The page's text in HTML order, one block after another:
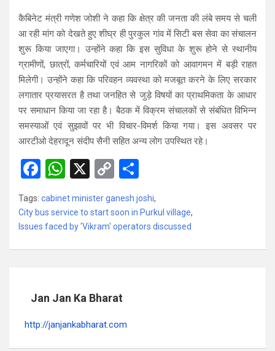
कैबिनेट मंत्री गणेश जोशी ने कहा कि क्षेत्र की जनता की लंबे समय से चली
आ रही मांग को देखते हुए शीघ्र ही पुरकुल गांव में सिटी बस सेवा का संचालन
शुरू किया जाएगा। उन्होंने कहा कि इस सुविधा के शुरू होने से स्थानीय
ग्रामीणों, छात्रों, कर्मचारियों एवं आम नागरिकों को आवागमन में बड़ी राहत
मिलेगी। उन्होंने कहा कि परिवहन व्यवस्था को मजबूत करने के लिए सरकार
लगातार प्रयासरत है तथा जनहित से जुड़े विषयों का प्राथमिकता के आधार
पर समाधान किया जा रहा है। बैठक में विक्रम संचालकों से संबंधित विभिन्न
समस्याओं एवं सुझावों पर भी विचार-विमर्श किया गया। इस अवसर पर
आरटीओ देहरादून संदीप सैनी सहित अन्य लोग उपस्थित रहे।
F
ce
b
o
W
at
s
A
X
C
py
Li
n
ar
e
Tags: cabinet minister ganesh joshi,
City bus service to start soon in Purkul village,
Issues faced by 'Vikram' operators discussed
Jan Jan Ka Bharat
http://janjankabharat.com